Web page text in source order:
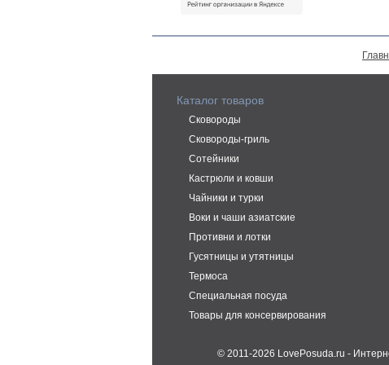
Каталог товаров
Сковороды
Сковороды-гриль
Сотейники
Кастрюли и ковши
Чайники и турки
Воки и чаши азиатские
Противни и лотки
Гусятницы и утятницы
Термоса
Специальная посуда
Товары для консервирования
© 2011-2026 LovePosuda.ru -